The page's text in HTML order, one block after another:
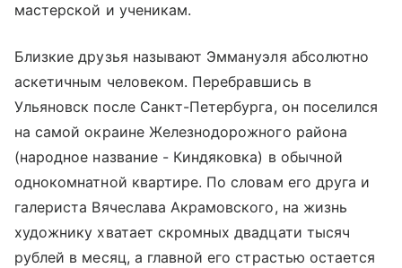
мастерской и ученикам.
Близкие друзья называют Эммануэля абсолютно
аскетичным человеком. Перебравшись в
Ульяновск после Санкт-Петербурга, он поселился
на самой окраине Железнодорожного района
(народное название - Киндяковка) в обычной
однокомнатной квартире. По словам его друга и
галериста Вячеслава Акрамовского, на жизнь
художнику хватает скромных двадцати тысяч
рублей в месяц, а главной его страстью остается